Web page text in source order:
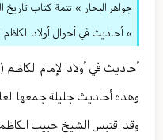
جواهر البحار » تتمة كتاب تاريخ
» أحاديث في أحوال أولاد
أحاديث في أولاد الإمام
وهذه أحاديث جليلة جمعها
وقد اقتبس الشيخ حبيب